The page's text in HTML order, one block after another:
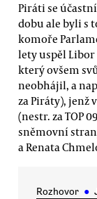
Piráti se
dobu ale byli s
komoře
lety uspěl Libor
který ovšem
neobhájil, a
za Piráty), jenž
(nestr. za TOP
sněmovní
a Renata
Rozhovor ●